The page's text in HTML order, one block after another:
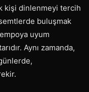
kişi dinlenmeyi tercih
buluşmak
uyum
Aynı zamanda,